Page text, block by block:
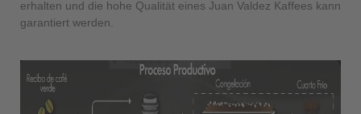
erhalten und die hohe Qualität eines Juan Valdez Kaffees kann
garantiert werden.